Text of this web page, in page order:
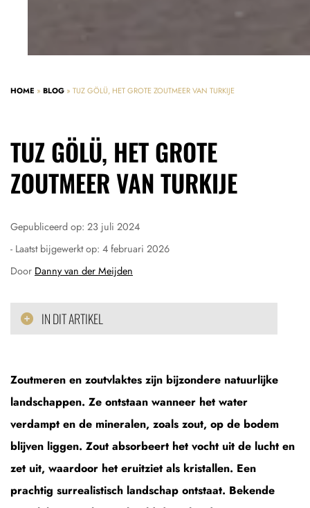
HOME » BLOG » TUZ GÖLÜ, HET GROTE ZOUTMEER VAN TURKIJE
TUZ GÖLÜ, HET GROTE
ZOUTMEER VAN TURKIJE
Gepubliceerd op: 23 juli 2024
- Laatst bijgewerkt op: 4 februari 2026
Door Danny van der Meijden
IN DIT ARTIKEL
Zoutmeren en zoutvlaktes zijn bijzondere natuurlijke
landschappen. Ze ontstaan wanneer het water
verdampt en de mineralen, zoals zout, op de bodem
blijven liggen. Zout absorbeert het vocht uit de lucht en
zet uit, waardoor het eruitziet als kristallen. Een
prachtig surrealistisch landschap ontstaat. Bekende